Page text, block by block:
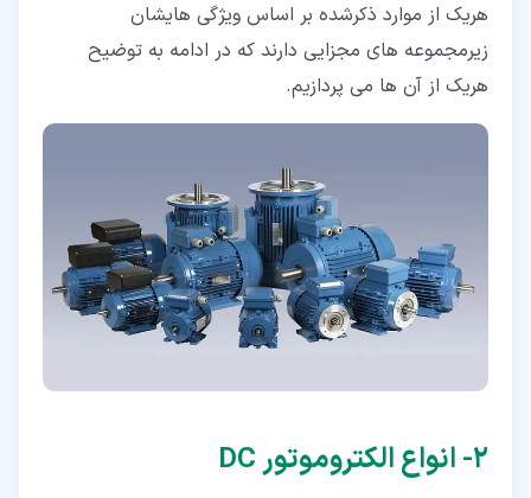
هریک از موارد ذکرشده بر اساس ویژگی هایشان
زیرمجموعه های مجزایی دارند که در ادامه به توضیح
هریک از آن ها می پردازیم.
۲‏- انواع الکتروموتور DC